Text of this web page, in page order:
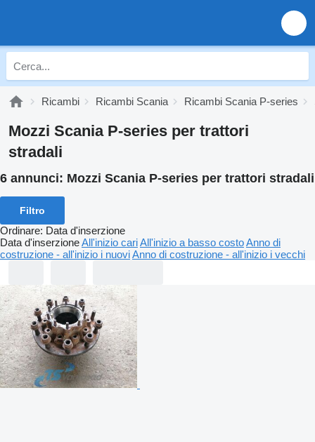
Ricambi Ricambi Scania Ricambi Scania P-series
Mozzi Scania P-series per trattori
stradali
6 annunci: Mozzi Scania P-series per trattori stradali
Filtro
Ordinare: Data d'inserzione
Data d'inserzioneAll'inizio cariAll'inizio a basso costoAnno di
costruzione - all'inizio i nuoviAnno di costruzione - all'inizio i vecchi